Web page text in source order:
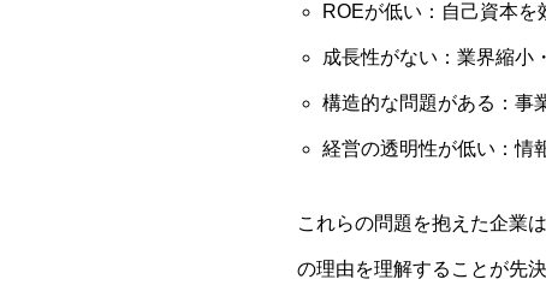
ROEが低い：自己資本を
成長性がない：業界縮小
構造的な問題がある：事
経営の透明性が低い：情
これらの問題を抱えた企業
の理由を理解することが先決